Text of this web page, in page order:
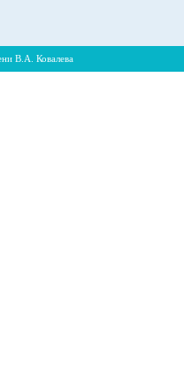
В.А. Ковалева